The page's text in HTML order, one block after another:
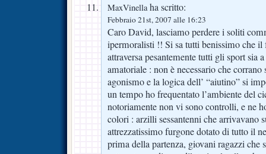
MaxVinellaha scritto:
Febbraio 21st, 2007 alle 16:23
Caro David, lasciamo perdere i soliti
ipermoralisti !! Si sa tutti benissimo che il
attraversa pesantemente tutti gli sport sia
amatoriale : non è necessario che corrano
agonismo e la logica dell’ “aiutino” si
un tempo ho frequentato l’ambiente del
notoriamente non vi sono controlli, e ne
colori : arzilli sessantenni che arrivavano
attrezzatissimo furgone dotato di tutto il
prima della partenza, giovani ragazzi che